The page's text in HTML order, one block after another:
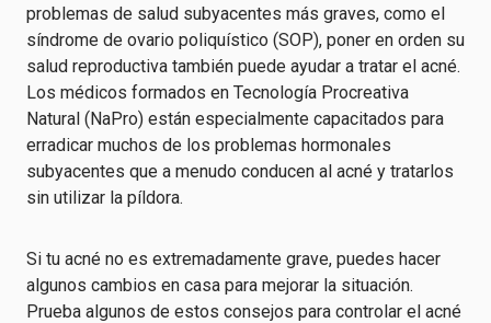
problemas de salud subyacentes más graves, como el
síndrome de ovario poliquístico (SOP), poner en orden su
salud reproductiva también puede ayudar a tratar el acné.
Los médicos formados en Tecnología Procreativa
Natural (NaPro) están especialmente capacitados para
erradicar muchos de los problemas hormonales
subyacentes que a menudo conducen al acné y tratarlos
sin utilizar la píldora.
Si tu acné no es extremadamente grave, puedes hacer
algunos cambios en casa para mejorar la situación.
Prueba algunos de estos consejos para controlar el acné